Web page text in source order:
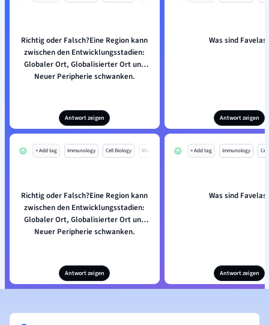
Richtig oder Falsch?Eine Region kann
zwischen den Entwicklungsstadien:
Globaler Ort, Globalisierter Ort und
Neuer Peripherie schwanken.
Antwort zeigen
Was sind
Antwort zeigen
+ Add tag Immunology Cell Biology Mo
Richtig oder Falsch?Eine Region kann
zwischen den Entwicklungsstadien:
Globaler Ort, Globalisierter Ort und
Neuer Peripherie schwanken.
Antwort zeigen
+ Add tag Immunology
Was sind
Antwort zeigen